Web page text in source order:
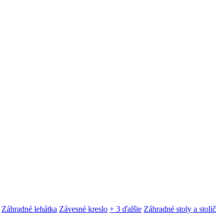
Záhradné lehátka Závesné kreslo + 3 ďalšie Záhradné stoly a